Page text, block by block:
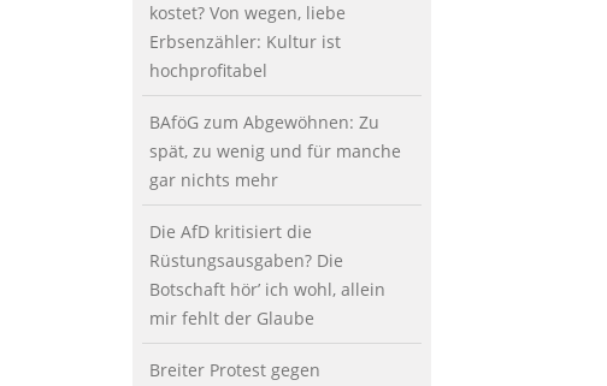
kostet? Von wegen, liebe
Erbsenzähler: Kultur ist
hochprofitabel
BAföG zum Abgewöhnen: Zu
spät, zu wenig und für manche
gar nichts mehr
Die AfD kritisiert die
Rüstungsausgaben? Die
Botschaft hör’ ich wohl, allein
mir fehlt der Glaube
Breiter Protest gegen